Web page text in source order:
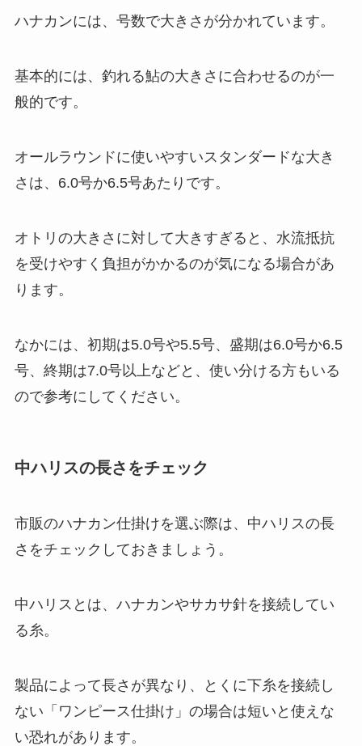
ハナカンには、号数で大きさが分かれています。
基本的には、釣れる鮎の大きさに合わせるのが一
般的です。
オールラウンドに使いやすいスタンダードな大き
さは、6.0号か6.5号あたりです。
オトリの大きさに対して大きすぎると、水流抵抗
を受けやすく負担がかかるのが気になる場合があ
ります。
なかには、初期は5.0号や5.5号、盛期は6.0号か6.5
号、終期は7.0号以上などと、使い分ける方もいる
ので参考にしてください。
中ハリスの長さをチェック
市販のハナカン仕掛けを選ぶ際は、中ハリスの長
さをチェックしておきましょう。
中ハリスとは、ハナカンやサカサ針を接続してい
る糸。
製品によって長さが異なり、とくに下糸を接続し
ない「ワンピース仕掛け」の場合は短いと使えな
い恐れがあります。